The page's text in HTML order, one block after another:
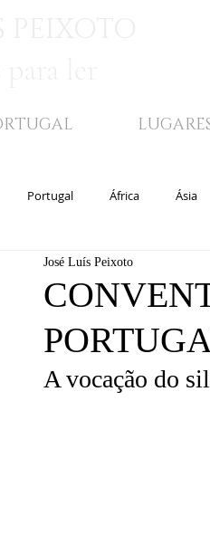
Portugal África Ásia
Oriente Lugares
José Luís Peixoto
A vocação do